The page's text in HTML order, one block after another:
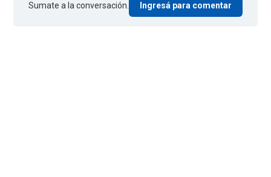
Sumate a la conversación. Ingresá para comentar